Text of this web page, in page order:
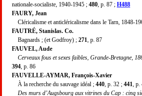
nationale-socialiste, 1940-1945 ; 480 , p. 87 ; H488
FAURY, Jean
Cléricalisme et anticléricalisme dans le Tarn, 1848-
FAUTRÉ, Stanislas. Co.
Bagnards ; (et Godfroy) ; 271 , p. 87
FAUVEL, Aude
Cerveaux fous et sexes faibles, Grande-Bretagne,
394 , p. 86
FAUVELLE-AYMAR, François-Xavier
À la recherche du sauvage idéal ; 440 , p. 32 ; 441 ,
Des murs d’Augsbourg aux vitrines du Cap : cinq